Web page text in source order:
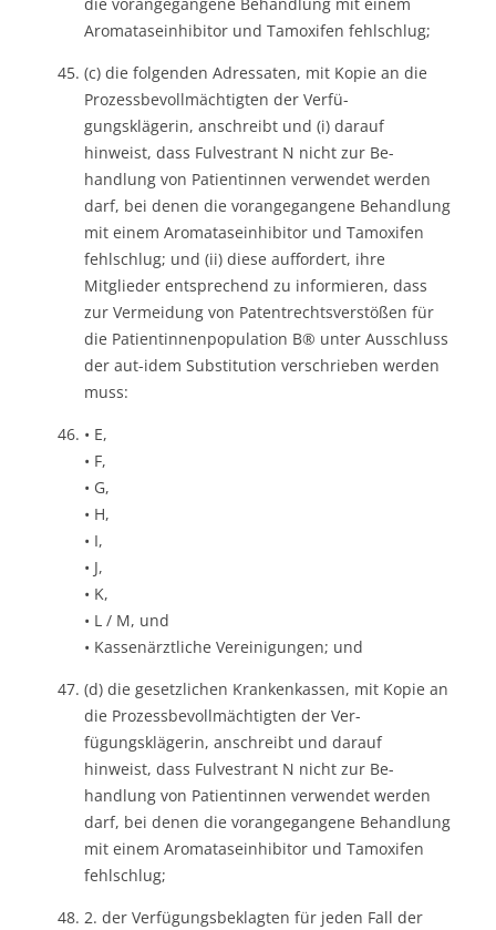
Aromataseinhibitor und Tamoxifen fehlschlug;
(c) die folgenden Adressaten, mit Kopie an die
Prozessbevollmächtigten der Verfü-
gungsklägerin, anschreibt und (i) darauf
hinweist, dass Fulvestrant N nicht zur Be-
handlung von Patientinnen verwendet werden
darf, bei denen die vorangegangene Behandlung
mit einem Aromataseinhibitor und Tamoxifen
fehlschlug; und (ii) diese auffordert, ihre
Mitglieder entsprechend zu informieren, dass
zur Vermeidung von Patentrechtsverstößen für
die Patientinnenpopulation B® unter Ausschluss
der aut-idem Substitution verschrieben werden
muss:
• E,
• F,
• G,
• H,
• I,
• J,
• K,
• L / M, und
• Kassenärztliche Vereinigungen; und
(d) die gesetzlichen Krankenkassen, mit Kopie an
die Prozessbevollmächtigten der Ver-
fügungsklägerin, anschreibt und darauf
hinweist, dass Fulvestrant N nicht zur Be-
handlung von Patientinnen verwendet werden
darf, bei denen die vorangegangene Behandlung
mit einem Aromataseinhibitor und Tamoxifen
fehlschlug;
2. der Verfügungsbeklagten für jeden Fall der